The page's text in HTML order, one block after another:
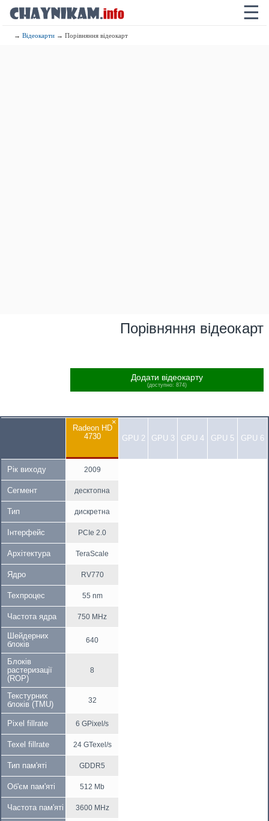
☰
→Відеокарти → Порівняння відеокарт
Порівняння відеокарт
Додати відеокарту
(доступно: 874)
×
Radeon HD
4730
GPU 2 GPU 3 GPU 4 GPU 5 GPU 6
Рік виходу 2009
Сегмент десктопна
Тип дискретна
Інтерфейс PCIe 2.0
Архітектура TeraScale
Ядро RV770
Техпроцес 55 nm
Частота ядра 750 MHz
Шейдерних
блоків
640
Блоків
растеризації
(ROP)
8
Текстурних
блоків (TMU)
32
Pixel fillrate 6 GPixel/s
Texel fillrate 24 GTexel/s
Тип пам'яті GDDR5
Об'єм пам'яті 512 Mb
Частота пам'яті 3600 MHz